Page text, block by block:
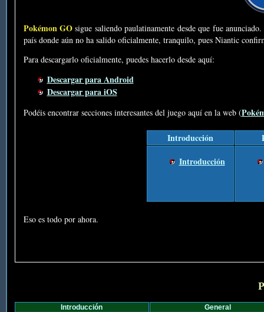
Pokémon GOsigue saliendo paulatinamente desde que fue
país donde aún no ha salido oficialmente, tranquilo, pues Niantic
Para descargarlo oficialmente, puedes hacerlo desde aquí:
Descargar para Android
Descargar para iOS
Podéis encontrar secciones interesantes del juego aquí en la web (
Introducción
Introducción
Eso es todo por ahora.
Introducción
General